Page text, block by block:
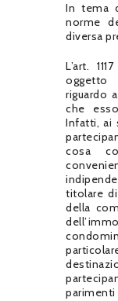
In tema
norme
diversa
L’art.
oggetto
riguardo
che
Infatti, ai
cosa
titolare
della
parimenti